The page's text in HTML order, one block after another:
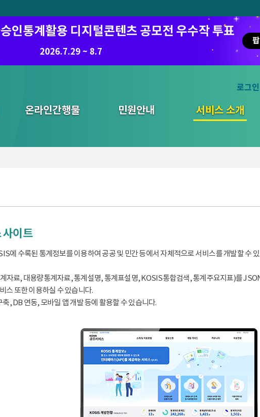
인통계활용 디지털콘텐츠 공모전 우수작 투표
2026.7.29 ~ 8.7
온라인간행물 민원안내 서비스 소개
통합검색
로그인
사이트
에 수록된 통계정보를 이용하여 공공 및 민간 등에서 자체적으로 서비스를 개발할 수
자료, 대용량통계자료, 통계설명, 통계표설명, KOSIS통합검색, 통계주요지표)를
스 또한 이용하실 수 있습니다.
, DB 연동, 모바일 앱 개발 등에 활용할 수 있습니다.